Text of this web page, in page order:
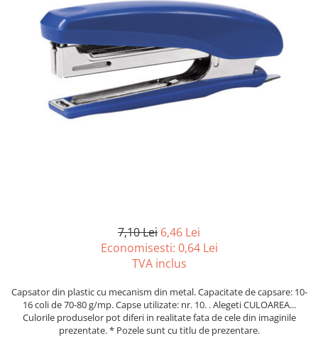
Plicuri
Tipizate
Tipizate autocopiative
Tipizate autocopiative
personalizate
Tipizate offset
Caiete si produse din hartie
Caiete A5
7,10 Lei 6,46 Lei
Economisesti: 0,64 Lei
TVA inclus
Capsator din plastic cu mecanism din metal. Capacitate de capsare: 10-
16 coli de 70-80 g/mp. Capse utilizate: nr. 10. . Alegeti CULOAREA...
Culorile produselor pot diferi in realitate fata de cele din imaginile
prezentate. * Pozele sunt cu titlu de prezentare.